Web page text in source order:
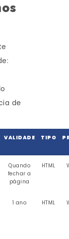
de
VALIDADE TIPO
Quando
fechar a
página
HTML
1 ano HTML